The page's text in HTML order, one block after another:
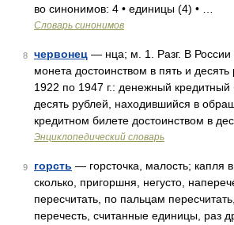
во синонимов: 4 • единицы (4) • …
Словарь синонимов
8 червонец — нца; м. 1. Разг. В России
монета достоинством в пять и
1922 по 1947 г.: денежный
десять рублей, находившийся в
кредитном билете достоинством в
Энциклопедический словарь
9 горсть — горсточка, малость; капля
сколько, пригоршня, негусто,
пересчитать, по пальцам
перечесть, считанные единицы, раз